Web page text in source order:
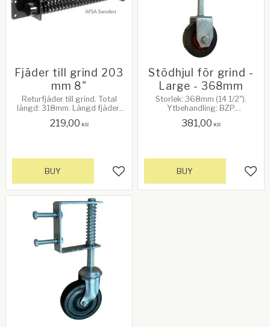
Fjäder till grind 203
mm 8"
Returfjäder till grind. Total
längd: 318mm. Längd fjäder:
28mm. Svart
219,00 KR
Add to favorites
BUY
Stödhjul för grind -
Large - 368mm
Storlek: 368mm (14 1/2").
Ytbehandling: BZP.
Komplett med infästningar. Se
381,00 KR
BUY